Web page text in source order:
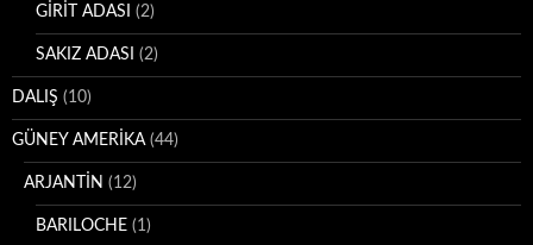
GİRİT ADASI (2)
SAKIZ ADASI (2)
DALIŞ (10)
GÜNEY AMERİKA(44)
ARJANTİN (12)
BARILOCHE (1)